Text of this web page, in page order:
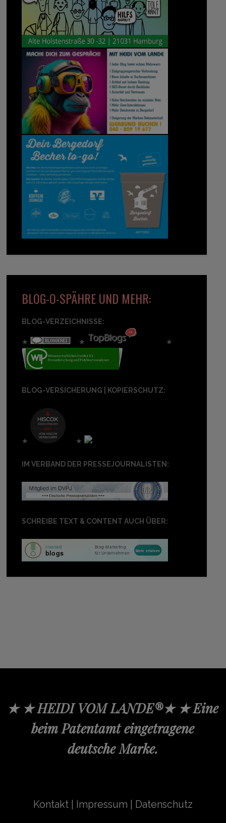
BLOG-O-SPÄHRE UND MEHR:
BLOG-VERZEICHNISSE:
★ ★ ★
BLOG-VERSICHERUNG | KOPIERSCHUTZ:
★ ★
IM VERBAND DER PRESSEJOURNALISTEN:
SCHREIBE TEXT & CONTENT AUCH ÜBER:
★ ★ HEIDI VOM LANDE®★ ★ Eine
beim Patentamt eingetragene
deutsche Marke.
Kontakt Impressum Datenschutz